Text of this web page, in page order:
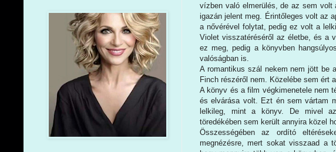
vízben való elmerülés, de az sem
igazán jelent meg. Érintőleges volt az
a nővérével folytat, pedig ez volt a
Violet visszatéréséről az életbe, és a
ez meg, pedig a könyvben
valóságban is.
A romantikus szál nekem nem jött be
Finch részéről nem. Közelébe sem ért
A könyv és a film végkimenetele nem
és elvárása volt. Ezt én sem vártam
lelkileg, mint a könyv. De mivel
töredékében sem került annyira közel
Összességében az ordító
megnézésre, mert sokat visszaad a